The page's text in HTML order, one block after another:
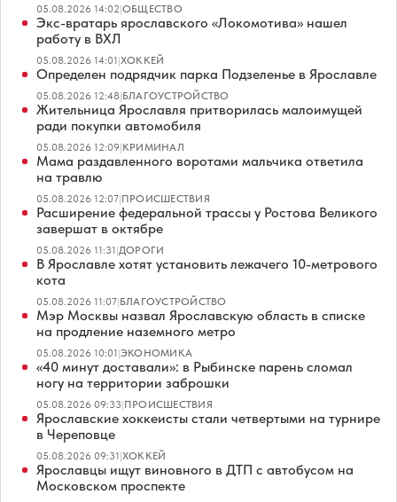
05.08.2026 14:02|ОБЩЕСТВО
Экс-вратарь ярославского «Локомотива» нашел
работу в ВХЛ
05.08.2026 14:01|ХОККЕЙ
Определен подрядчик парка Подзеленье в Ярославле
05.08.2026 12:48|БЛАГОУСТРОЙСТВО
Жительница Ярославля притворилась малоимущей
ради покупки автомобиля
05.08.2026 12:09|КРИМИНАЛ
Мама раздавленного воротами мальчика ответила
на травлю
05.08.2026 12:07|ПРОИСШЕСТВИЯ
Расширение федеральной трассы у Ростова Великого
завершат в октябре
05.08.2026 11:31|ДОРОГИ
В Ярославле хотят установить лежачего 10-метрового
кота
05.08.2026 11:07|БЛАГОУСТРОЙСТВО
Мэр Москвы назвал Ярославскую область в списке
на продление наземного метро
05.08.2026 10:01|ЭКОНОМИКА
«40 минут доставали»: в Рыбинске парень сломал
ногу на территории заброшки
05.08.2026 09:33|ПРОИСШЕСТВИЯ
Ярославские хоккеисты стали четвертыми на турнире
в Череповце
05.08.2026 09:31|ХОККЕЙ
Ярославцы ищут виновного в ДТП с автобусом на
Московском проспекте